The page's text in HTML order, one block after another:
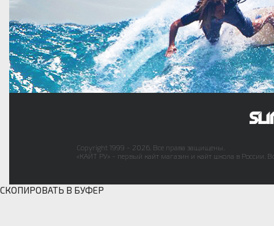
Copyright 1999 - 2026. Все права защищены.
«КАЙТ РУ» - первый кайт магазин и кайт школа в России.
СКОПИРОВАТЬ В БУФЕР